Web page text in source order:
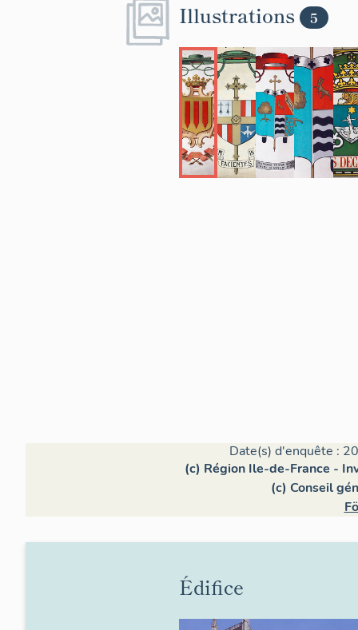
Illustrations 5
Date(s) d'enquête :
(c) Région Ile-de-France -
(c) Conseil
Édifice